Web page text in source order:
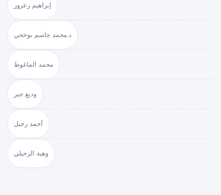
إبراهيم زعرور
د.محمد جاسم بوحجي
محمد الماغوط
وديع جبر
أحمد رحيل
وهبة الزحيلي